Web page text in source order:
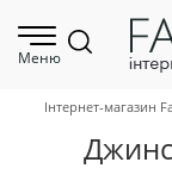
Меню
Інтернет-магазин